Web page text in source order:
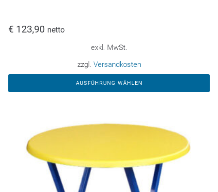
€ 123,90 netto
exkl. MwSt.
zzgl. Versandkosten
AUSFÜHRUNG WÄHLEN